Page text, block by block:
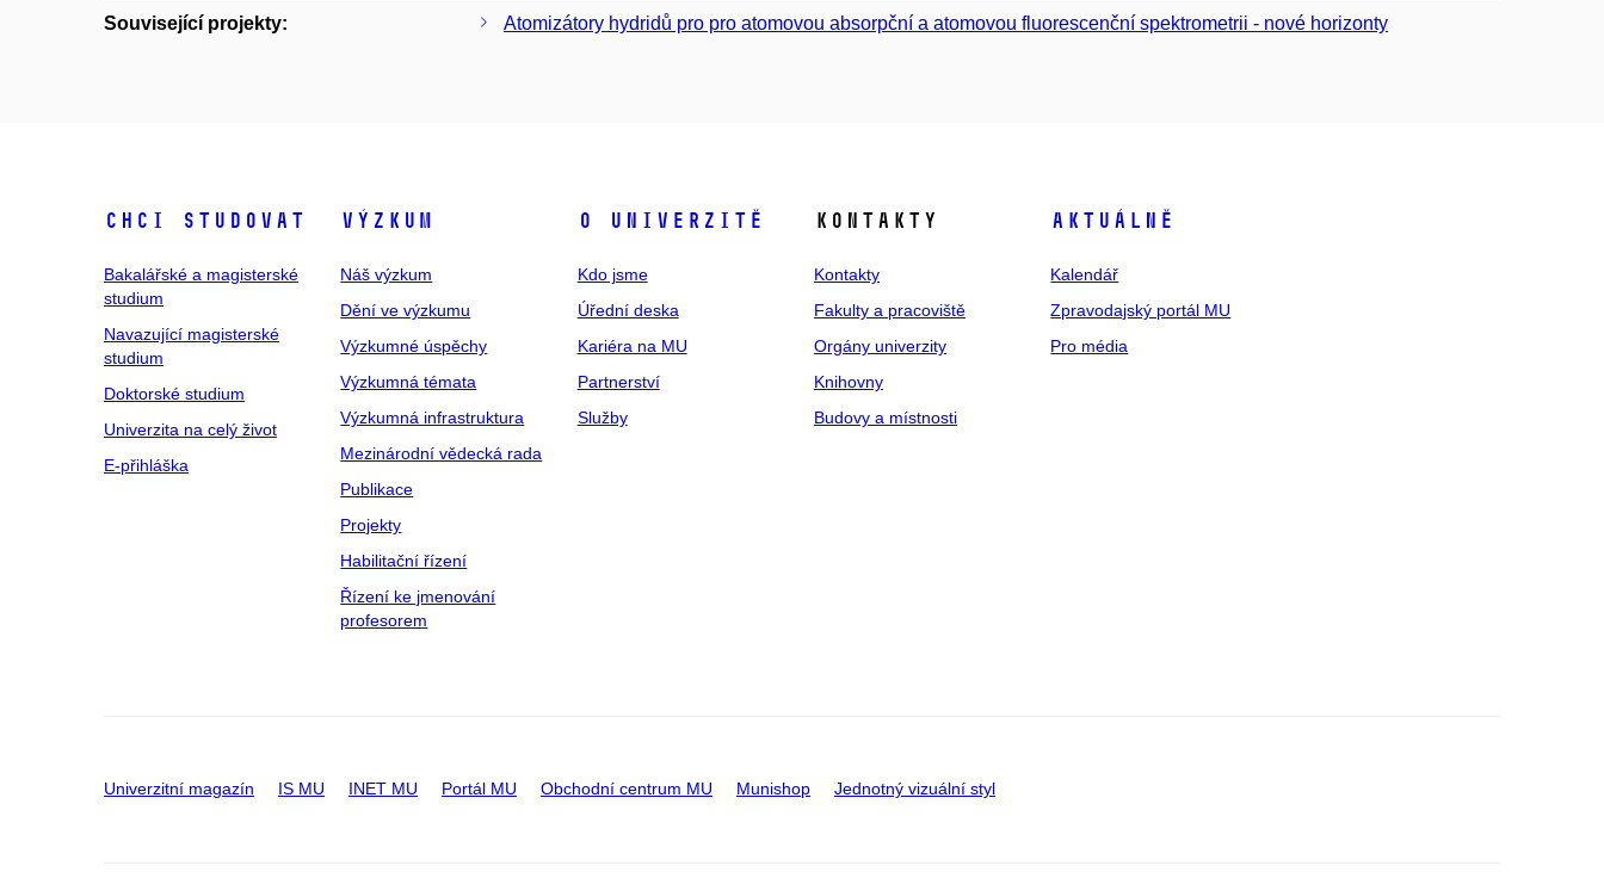
Související projekty: Atomizátory hydridů pro pro atomovou absorpční a atomovou fluorescenční spektrometrii - nové horizonty
Chci studovat
Bakalářské a magisterské
studium
Navazující magisterské
studium
Doktorské studium
Univerzita na celý život
E-přihláška
Výzkum
Náš výzkum
Dění ve výzkumu
Výzkumné úspěchy
Výzkumná témata
Výzkumná infrastruktura
Mezinárodní vědecká rada
Publikace
Projekty
Habilitační řízení
Řízení ke jmenování
profesorem
O univerzitě
Kdo jsme
Úřední deska
Kariéra na MU
Partnerství
Služby
Kontakty
Kontakty
Fakulty a pracoviště
Orgány univerzity
Knihovny
Budovy a místnosti
Aktuálně
Kalendář
Zpravodajský portál MU
Pro média
Univerzitní magazín IS MU INET MU Portál MU Obchodní centrum MU Munishop Jednotný vizuální styl